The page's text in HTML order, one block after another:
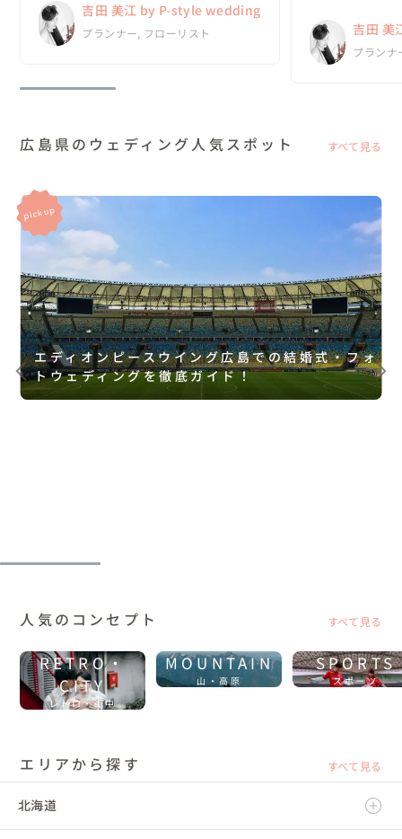
し、インタビューや...
吉田 美江 by P-style wedding
プランナー, フローリスト
ご縁があったらま
す。...
吉田
プランナ
広島県のウェディング人気スポット すべて見る
エディオンピースウイング広島での結婚式・フォ
トウェディングを徹底ガイド！
人気のコンセプト すべて見る
RETRO・
CITY
レトロ・街中
MOUNTAIN
山・高原
SPORTS
スポーツ
エリアから探す すべて見る
北海道